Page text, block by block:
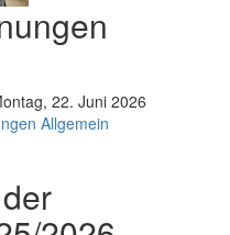
22. Juni 2026
Allgemein